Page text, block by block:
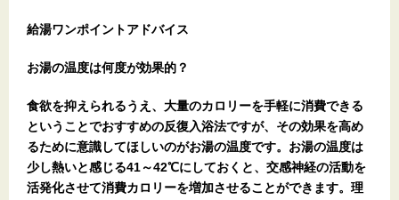
給湯ワンポイントアドバイス
お湯の温度は何度が効果的？
食欲を抑えられるうえ、大量のカロリーを手軽に消費できる
ということでおすすめの反復入浴法ですが、その効果を高め
るために意識してほしいのがお湯の温度です。お湯の温度は
少し熱いと感じる41～42℃にしておくと、交感神経の活動を
活発化させて消費カロリーを増加させることができます。理